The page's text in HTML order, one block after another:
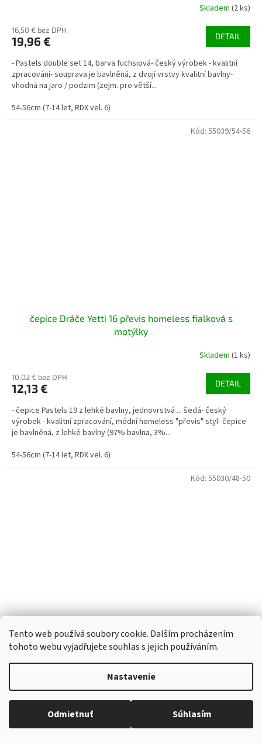
Tento web používá soubory cookie. Dalším procházením
tohoto webu vyjadřujete souhlas s jejich používáním.
Nastavenie
Odmietnuť Súhlasím
Skladem (2 ks)
16,50 € bez DPH
19,96 € DETAIL
- Pastels double set 14, barva fuchsiová- český výrobek - kvalitní
zpracování- souprava je bavlněná, z dvojí vrstvy kvalitní bavlny-
vhodná na jaro / podzim (zejm. pro větší...
54-56cm (7-14 let, RDX vel. 6)
čepice Dráče Yetti 16 převis homeless fialková s
motýlky
Skladem (1 ks)
10,02 € bez DPH
12,13 € DETAIL
- čepice Pastels 19 z lehké bavlny, jednovrstvá ... šedá- český
výrobek - kvalitní zpracování, módní homeless "převis" styl- čepice
je bavlněná, z lehké bavlny (97% bavlna, 3%...
54-56cm (7-14 let, RDX vel. 6)
Kód: 55039/54-56
čepice Dráče Yetti 13 převis homeless růžová s
princeznami
Skladem(2 ks)
DETAIL
Kód: 55030/48-50